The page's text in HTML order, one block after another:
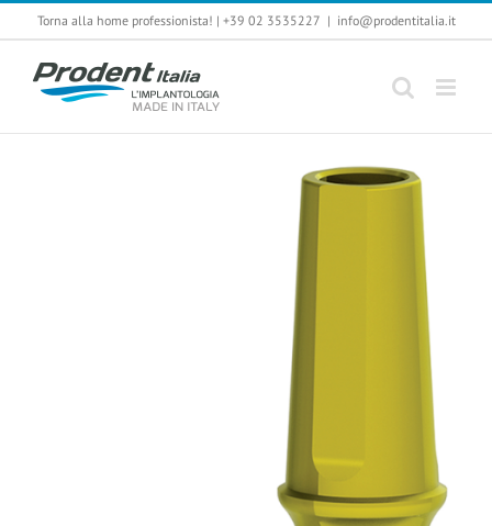
Salta
Torna alla home professionista! | +39 02 3535227 | info@prodentitalia.it